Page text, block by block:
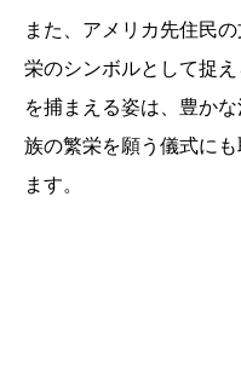
また、アメリカ先住民
栄のシンボルとして捉
を捕まえる姿は、豊か
族の繁栄を願う儀式に
ます。